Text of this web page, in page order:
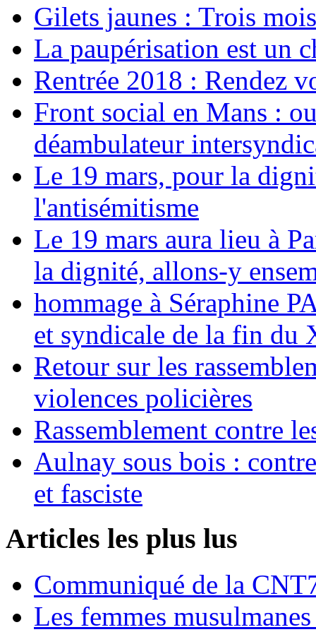
Gilets jaunes : Trois
La paupérisation est un
Rentrée 2018 : Rendez
Front social en Mans :
déambulateur
Le 19 mars, pour la
l'antisémitisme
Le 19 mars aura lieu à
la dignité, allons-y
hommage à Séraphine
et syndicale de la fin du
Retour sur les
violences policières
Rassemblement contre
Aulnay sous bois :
et fasciste
Articles les plus lus
Communiqué de la
Les femmes